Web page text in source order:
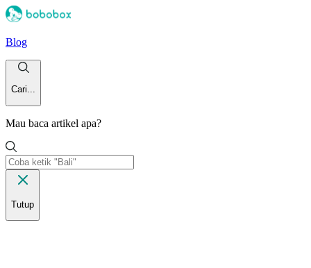
Blog
Cari...
Mau baca artikel apa?
Tutup